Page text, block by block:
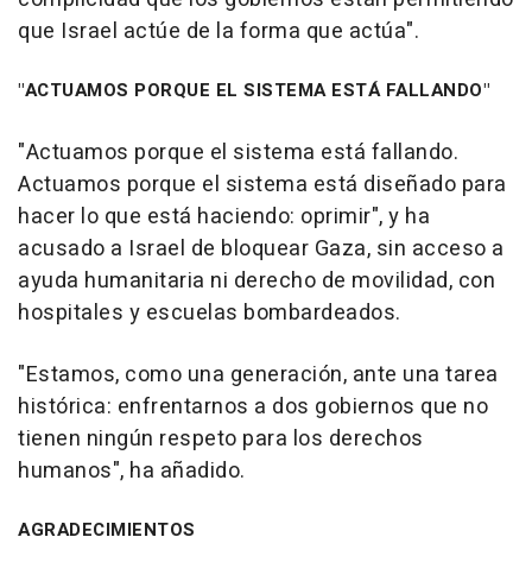
que Israel actúe de la forma que actúa".
"ACTUAMOS PORQUE EL SISTEMA ESTÁ FALLANDO"
"Actuamos porque el sistema está fallando.
Actuamos porque el sistema está diseñado para
hacer lo que está haciendo: oprimir", y ha
acusado a Israel de bloquear Gaza, sin acceso a
ayuda humanitaria ni derecho de movilidad, con
hospitales y escuelas bombardeados.
"Estamos, como una generación, ante una tarea
histórica: enfrentarnos a dos gobiernos que no
tienen ningún respeto para los derechos
humanos", ha añadido.
AGRADECIMIENTOS